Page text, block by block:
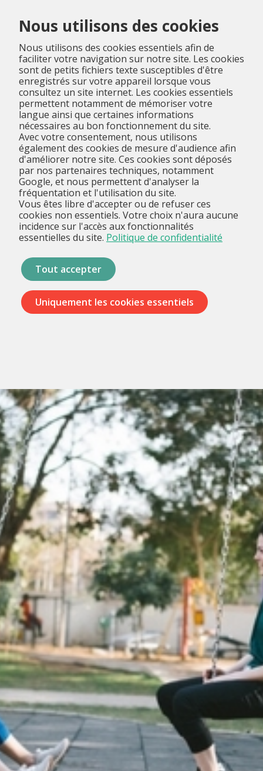
Nous utilisons des cookies
Nous utilisons des cookies essentiels afin de
faciliter votre navigation sur notre site. Les cookies
sont de petits fichiers texte susceptibles d'être
enregistrés sur votre appareil lorsque vous
consultez un site internet. Les cookies essentiels
permettent notamment de mémoriser votre
langue ainsi que certaines informations
nécessaires au bon fonctionnement du site.
Avec votre consentement, nous utilisons
également des cookies de mesure d'audience afin
d'améliorer notre site. Ces cookies sont déposés
par nos partenaires techniques, notamment
Google, et nous permettent d'analyser la
fréquentation et l'utilisation du site.
Vous êtes libre d'accepter ou de refuser ces
cookies non essentiels. Votre choix n'aura aucune
incidence sur l'accès aux fonctionnalités
essentielles du site. Politique de confidentialité
Tout accepter
Uniquement les cookies essentiels
Menu